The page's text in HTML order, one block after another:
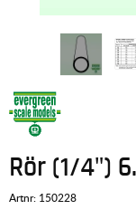
Rör (1/4")
Artnr: 150228